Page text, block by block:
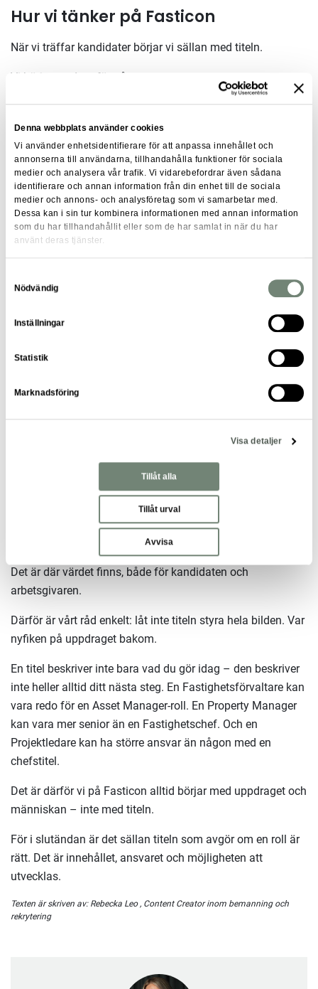
Denna webbplats använder cookies
Vi använder enhetsidentifierare för att anpassa innehållet och
annonserna till användarna, tillhandahålla funktioner för sociala
medier och analysera vår trafik. Vi vidarebefordrar även sådana
identifierare och annan information från din enhet till de sociala
medier och annons- och analysföretag som vi samarbetar med.
Dessa kan i sin tur kombinera informationen med annan information
som du har tillhandahållit eller som de har samlat in när du har
använt deras tjänster.
Nödvändig
Inställningar
Statistik
Marknadsföring
Visa detaljer
Tillåt alla
Tillåt urval
Avvisa
Hur vi tänker på Fasticon
När vi träffar kandidater börjar vi sällan med titeln.
Vi börjar med att förstå personen.
Vilka arbetsuppgifter ger energi? Vilken typ av ansvar
motiverar? Vilka miljöer trivs man i? Vad vill man utveckla
framåt?
På samma sätt försöker vi förstå våra kunders faktiska
behov, inte bara vilken titel som står i
organisationsschemat.
Ibland innebär det att vi presenterar kandidater för roller
att de saknar rätt titel idag, utan för att deras erfarenhet,
potential och kompetens matchar uppdraget.
Det är ofta där de bästa matchningarna uppstår.
består
gamla försvinner och roller utvecklas i takt med att
organisationer förändras.
Men oavsett vad rollen kallas är det i slutändan innehållet
Ansvar. Kompetens. Mandat. Utvecklingsmöjligheter.
Det är där värdet finns, både för kandidaten och
arbetsgivaren.
Därför är vårt råd enkelt: låt inte titeln styra hela bilden. Var
nyfiken på uppdraget bakom.
En titel beskriver inte bara vad du gör idag – den beskriver
inte heller alltid ditt nästa steg. En Fastighetsförvaltare kan
vara redo för en Asset Manager-roll. En Property Manager
kan vara mer senior än en Fastighetschef. Och en
Projektledare kan ha större ansvar än någon med en
chefstitel.
Det är därför vi på Fasticon alltid börjar med uppdraget och
människan – inte med titeln.
För i slutändan är det sällan titeln som avgör om en roll är
rätt. Det är innehållet, ansvaret och möjligheten att
utvecklas.
Texten är skriven av: Rebecka Leo , Content Creator inom bemanning och
rekrytering